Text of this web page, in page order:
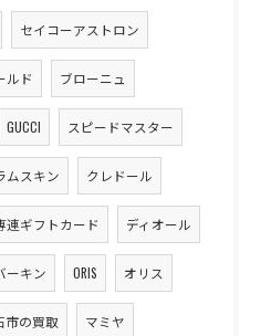
セイコーアストロン
ルド ブローニュ
GUCCI スピードマスター
ムスキン クレドール
連ギフトカード ディオール
ーキン ORIS オリス
市の買取 マミヤ